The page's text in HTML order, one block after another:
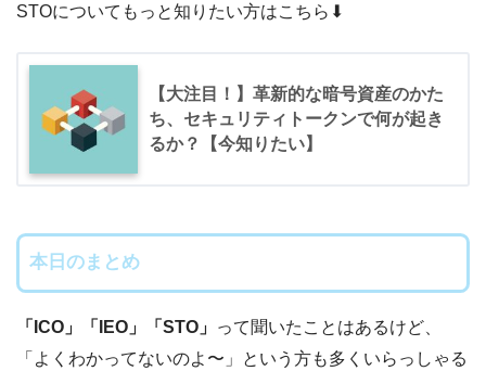
STOについてもっと知りたい方はこちら⬇︎
【大注目！】革新的な暗号資産のかた
ち、セキュリティトークンで何が起き
るか？【今知りたい】
本日のまとめ
「ICO」「IEO」「STO」
って聞いたことはあるけど、
「よくわかってないのよ〜」という方も多くいらっしゃる